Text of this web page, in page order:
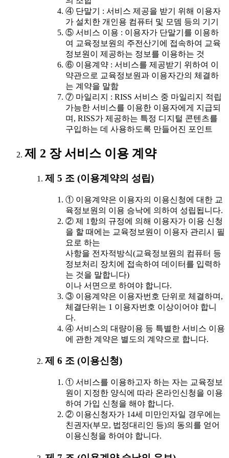
④ 단말기 : 서비스 제공을 받기 위해 이용자
가 설치한 개인용 컴퓨터 및 모뎀 등의 기기
⑤ 서비스 이용 : 이용자가 단말기를 이용하
여 교육정보원의 주전산기에 접속하여 교육
정보원이 제공하는 정보를 이용하는 것
⑥ 이용계약 : 서비스를 제공받기 위하여 이
약관으로 교육정보원과 이용자간의 체결하
는 계약을 말함
⑦ 마일리지 : RISS 서비스 중 마일리지 적립
가능한 서비스를 이용한 이용자에게 지급되
며, RISS가 제공하는 특정 디지털 콘텐츠를
구입하는 데 사용하도록 만들어진 포인트
제 2 장 서비스 이용 계약
제 5 조 (이용계약의 성립)
① 이용계약은 이용자의 이용신청에 대한 교
육정보원의 이용 승낙에 의하여 성립됩니다.
② 제 1항의 규정에 의해 이용자가 이용 신청
을 할 때에는 교육정보원이 이용자 관리시 필
요로 하는
사항을 전자적방식(교육정보원의 컴퓨터 등
정보처리 장치에 접속하여 데이터를 입력하
는 것을 말합니다)
이나 서면으로 하여야 합니다.
③ 이용계약은 이용자번호 단위로 체결하며,
체결단위는 1 이용자번호 이상이어야 합니
다.
④ 서비스의 대량이용 등 특별한 서비스 이용
에 관한 계약은 별도의 계약으로 합니다.
제 6 조 (이용신청)
① 서비스를 이용하고자 하는 자는 교육정보
원이 지정한 양식에 따라 온라인신청을 이용
하여 가입 신청을 해야 합니다.
② 이용신청자가 14세 미만인자일 경우에는
친권자(부모, 법정대리인 등)의 동의를 얻어
이용신청을 하여야 합니다.